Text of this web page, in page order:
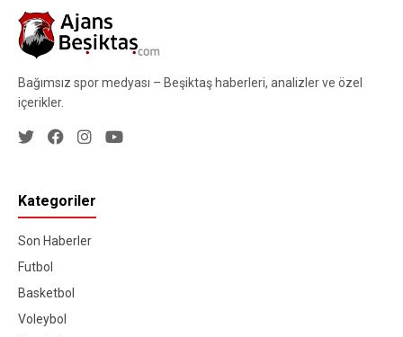
Bağımsız spor medyası – Beşiktaş haberleri, analizler ve özel
içerikler.
Kategoriler
Son Haberler
Futbol
Basketbol
Voleybol